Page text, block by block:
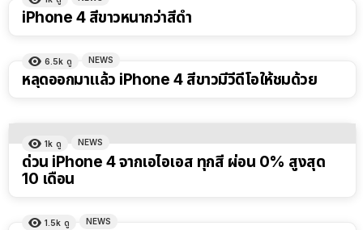
iPhone 4 สีขาวหนากว่าสีดำ
6.5k ดู NEWS
หลุดออกมาแล้ว iPhone 4 สีขาวมีวีดีโอให้ชมด้วย
1k ดู NEWS
ด่วน iPhone 4 จากเอไอเอส ทุกสี ผ่อน 0% สูงสุด
10 เดือน
1.5k ดู NEWS